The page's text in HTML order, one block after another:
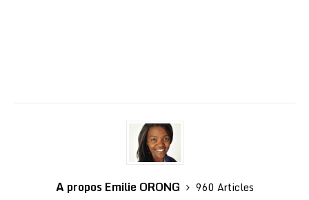
A propos Emilie ORONG
960 Articles